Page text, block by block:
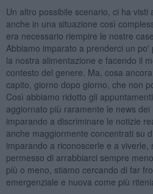
Un altro possibile scenario, ci ha
anche in una situazione così
era necessario riempire le nostre
Abbiamo imparato a prenderci un
la nostra alimentazione e facendo il
contesto del genere. Ma, cosa
capito, giorno dopo giorno, che non
Così abbiamo ridotto gli
aggiornato più raramente le news dei
imparando a discriminare le notizie
anche maggiormente concentrati su
imparando a riconoscerle e a viverle,
permesso di arrabbiarci sempre
più o meno, stiamo cercando di far
emergenziale e nuova come più